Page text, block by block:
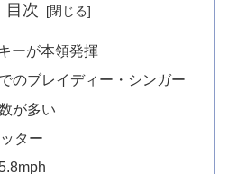
目次
ーが本領発揮
のブレイディー・シンガー
が多い
ター